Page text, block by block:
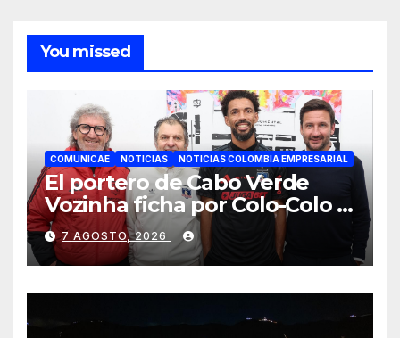
You missed
COMUNICAE NOTICIAS NOTICIAS COLOMBIA EMPRESARIAL
El portero de Cabo Verde
Vozinha ficha por Colo-Colo y
JETOUR respalda su nueva
etapa
7 AGOSTO, 2026